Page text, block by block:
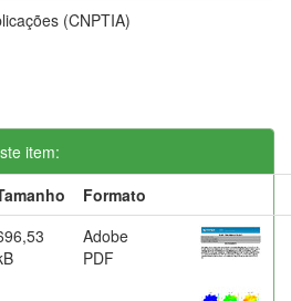
(CNPTIA)
item:
Formato
Adobe
PDF